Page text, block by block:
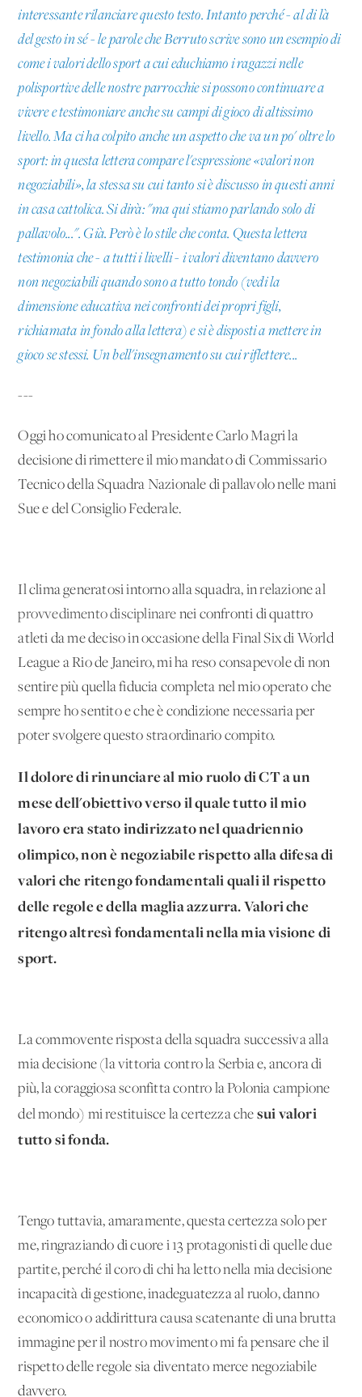
interessante rilanciare questo testo. Intanto perché - al di là
del gesto in sé - le parole che Berruto scrive sono un esempio di
come i valori dello sport a cui educhiamo i ragazzi nelle
polisportive delle nostre parrocchie si possono continuare a
vivere e testimoniare anche su campi di gioco di altissimo
livello. Ma ci ha colpito anche un aspetto che va un po' oltre lo
sport: in questa lettera compare l'espressione «valori non
negoziabili», la stessa su cui tanto si è discusso in questi anni
in casa cattolica. Si dirà: "ma qui stiamo parlando solo di
pallavolo...". Già. Però è lo stile che conta. Questa lettera
testimonia che - a tutti i livelli - i valori diventano davvero
non negoziabili quando sono a tutto tondo (vedi la
dimensione educativa nei confronti dei propri figli,
richiamata in fondo alla lettera) e si è disposti a mettere in
gioco se stessi. Un bell'insegnamento su cui riflettere...
---
Oggi ho comunicato al Presidente Carlo Magri la
decisione di rimettere il mio mandato di Commissario
Tecnico della Squadra Nazionale di pallavolo nelle mani
Sue e del Consiglio Federale.
Il clima generatosi intorno alla squadra, in relazione al
provvedimento disciplinare nei confronti di quattro
atleti da me deciso in occasione della Final Six di World
League a Rio de Janeiro, mi ha reso consapevole di non
sentire più quella fiducia completa nel mio operato che
sempre ho sentito e che è condizione necessaria per
poter svolgere questo straordinario compito.
Il dolore di rinunciare al mio ruolo di CT a un
mese dell'obiettivo verso il quale tutto il mio
lavoro era stato indirizzato nel quadriennio
olimpico, non è negoziabile rispetto alla difesa di
valori che ritengo fondamentali quali il rispetto
delle regole e della maglia azzurra. Valori che
ritengo altresì fondamentali nella mia visione di
sport.
La commovente risposta della squadra successiva alla
mia decisione (la vittoria contro la Serbia e, ancora di
più, la coraggiosa sconfitta contro la Polonia campione
del mondo) mi restituisce la certezza che sui valori
tutto si fonda.
Tengo tuttavia, amaramente, questa certezza solo per
me, ringraziando di cuore i 13 protagonisti di quelle due
partite, perché il coro di chi ha letto nella mia decisione
incapacità di gestione, inadeguatezza al ruolo, danno
economico o addirittura causa scatenante di una brutta
immagine per il nostro movimento mi fa pensare che il
rispetto delle regole sia diventato merce negoziabile
davvero.